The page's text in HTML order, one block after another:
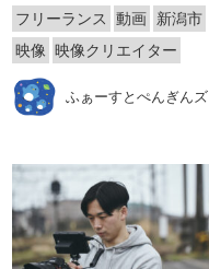
フリーランス 動画
新潟市
映像 映像クリエイター
ふぁーすとぺんぎんズ